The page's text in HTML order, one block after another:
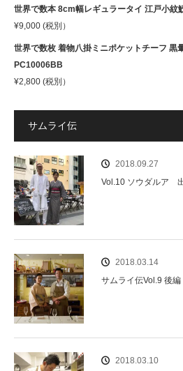
世界で数本 8cm幅レギュラータイ 江戸小紋
¥9,000 (税別）
世界で数枚 着物八掛ミニポケットチーフ 黒
PC10006BB
¥2,800 (税別）
サムライ伝
2018.09.27
Vol.10 ソウダルア
2018.03.14
サムライ伝Vol.9 後
2018.03.10